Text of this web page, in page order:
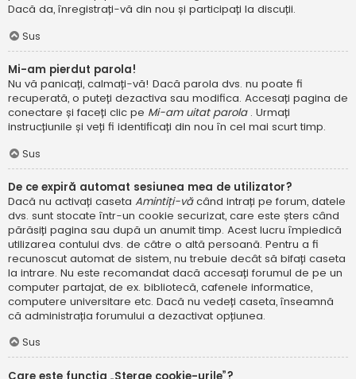
Dacă da, înregistrați-vă din nou și participați la discuții.
Sus
Mi-am pierdut parola!
Nu vă panicați, calmați-vă! Dacă parola dvs. nu poate fi
recuperată, o puteți dezactiva sau modifica. Accesați pagina de
conectare și faceți clic pe Mi-am uitat parola . Urmați
instrucțiunile și veți fi identificați din nou în cel mai scurt timp.
Sus
De ce expiră automat sesiunea mea de utilizator?
Dacă nu activați caseta Amintiți-văcând intrați pe forum, datele
dvs. sunt stocate într-un cookie securizat, care este șters când
părăsiți pagina sau după un anumit timp. Acest lucru împiedică
utilizarea contului dvs. de către o altă persoană. Pentru a fi
recunoscut automat de sistem, nu trebuie decât să bifați caseta
la intrare. Nu este recomandat dacă accesați forumul de pe un
computer partajat, de ex. bibliotecă, cafenele informatice,
computere universitare etc. Dacă nu vedeți caseta, înseamnă
că administrația forumului a dezactivat opțiunea.
Sus
Care este funcția „Șterge cookie-urile”?